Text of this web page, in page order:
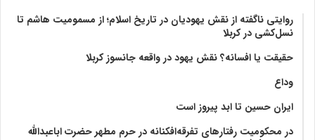
روایتی ناگفته از نقش یهودیان در تاریخ اسلام؛ از مسمومیت هاشم تا
نسل‌کشی در کربلا
حقیقت یا افسانه؟‌ نقش یهود در واقعه جانسوز کربلا
وداع
ایران حسین تا ابد پیروز است
در محکومیت رفتارهای تفرقه‌افکنانه در حرم مطهر حضرت اباعبدالله